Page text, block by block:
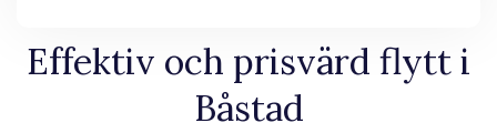
Effektiv och prisvärd flytt i
Båstad